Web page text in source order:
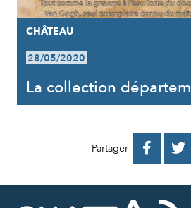
CHÂTEAU
28/05/2020
La collection
Partager  